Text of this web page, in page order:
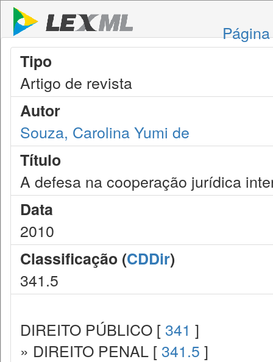
Tipo
Artigo de revista
Autor
Souza, Carolina Yumi de
Título
A defesa na cooperação jurídica
Data
2010
Classificação (CDDir)
341.5
DIREITO PÚBLICO [ 341 ]
» DIREITO PENAL [ 341.5 ]